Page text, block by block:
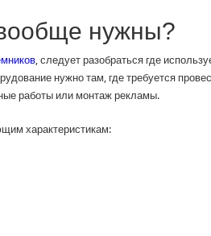
нужны?
, следует разобраться где
нужно там, где требуется
работы или монтаж рекламы.
характеристикам: